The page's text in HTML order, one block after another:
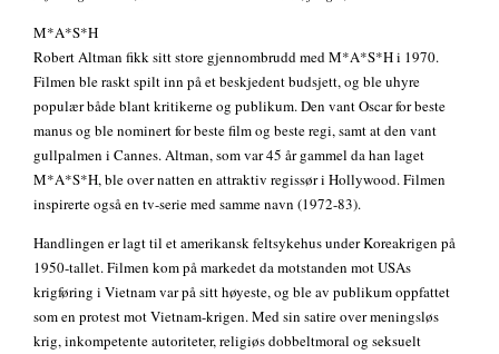
M*A*S*H
Robert Altman fikk sitt store gjennombrudd med M*A*S*H i 1970.
Filmen ble raskt spilt inn på et beskjedent budsjett, og ble uhyre
populær både blant kritikerne og publikum. Den vant Oscar for beste
manus og ble nominert for beste film og beste regi, samt at den vant
gullpalmen i Cannes. Altman, som var 45 år gammel da han laget
M*A*S*H, ble over natten en attraktiv regissør i Hollywood. Filmen
inspirerte også en tv-serie med samme navn (1972-83).
Handlingen er lagt til et amerikansk feltsykehus under Koreakrigen på
1950-tallet. Filmen kom på markedet da motstanden mot USAs
krigføring i Vietnam var på sitt høyeste, og ble av publikum oppfattet
som en protest mot Vietnam-krigen. Med sin satire over meningsløs
krig, inkompetente autoriteter, religiøs dobbeltmoral og seksuelt